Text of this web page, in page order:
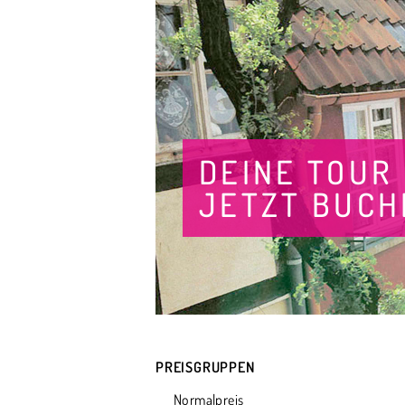
DEINE TOUR
JETZT
PREISGRUPPEN
Normalpreis